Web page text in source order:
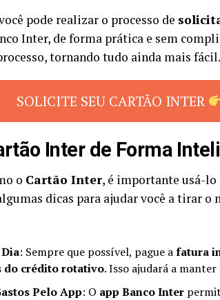
pode realizar o processo de
Inter, de forma prática e sem
tornando tudo ainda mais fácil.
SOLICITE SEU CARTÃO INTER
Inter de Forma
o Cartão Inter, é importante usá-
dicas para ajudar você a tirar
: Sempre que possível, pague afatura
do crédito rotativo. Isso ajudará a
Pelo App: O app Banco Inter